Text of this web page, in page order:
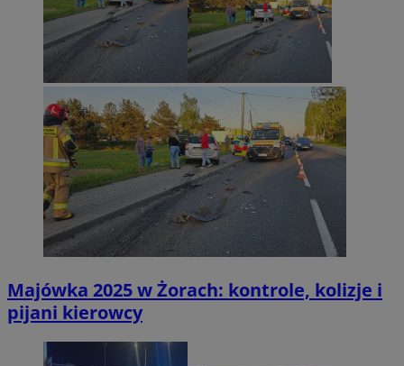
Majówka 2025 w Żorach: kontrole, kolizje i
pijani kierowcy